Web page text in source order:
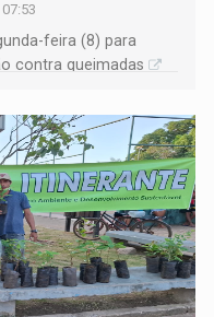
feira (8) para
contra queimadas